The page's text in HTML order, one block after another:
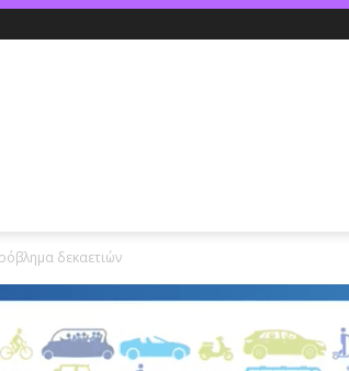
δεκαετιών